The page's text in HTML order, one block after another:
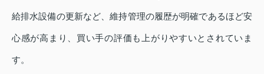
給排水設備の更新など、維持管理の履歴が明確であるほど安
心感が高まり、買い手の評価も上がりやすいとされていま
す。